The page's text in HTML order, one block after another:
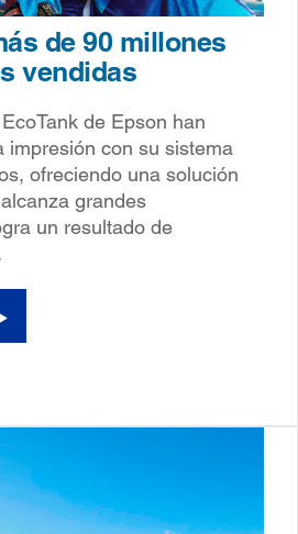
de 90 millones
vendidas
de Epson han
impresión con su sistema
ofreciendo una solución
grandes
un resultado de